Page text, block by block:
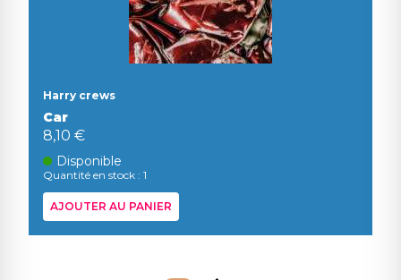
Harry crews
Car
8,10 €
Disponible
Quantité en stock : 1
AJOUTER AU PANIER